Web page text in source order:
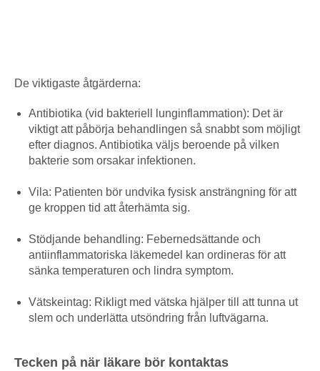
De viktigaste åtgärderna:
Antibiotika (vid bakteriell lunginflammation): Det är
viktigt att påbörja behandlingen så snabbt som möjligt
efter diagnos. Antibiotika väljs beroende på vilken
bakterie som orsakar infektionen.
Vila: Patienten bör undvika fysisk ansträngning för att
ge kroppen tid att återhämta sig.
Stödjande behandling: Febernedsättande och
antiinflammatoriska läkemedel kan ordineras för att
sänka temperaturen och lindra symptom.
Vätskeintag: Rikligt med vätska hjälper till att tunna ut
slem och underlätta utsöndring från luftvägarna.
Tecken på när läkare bör kontaktas